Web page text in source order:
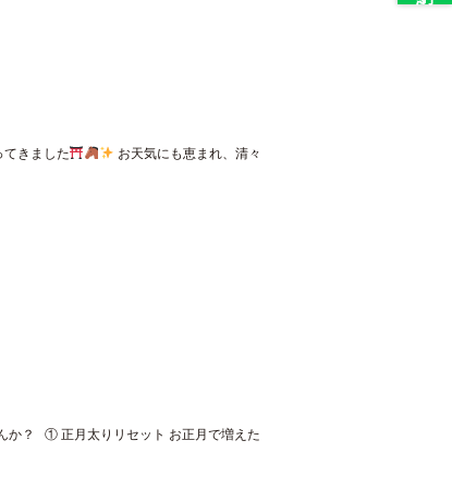
きました
お天気にも恵まれ、清々
か？ ① 正月太りリセット お正月で増えた